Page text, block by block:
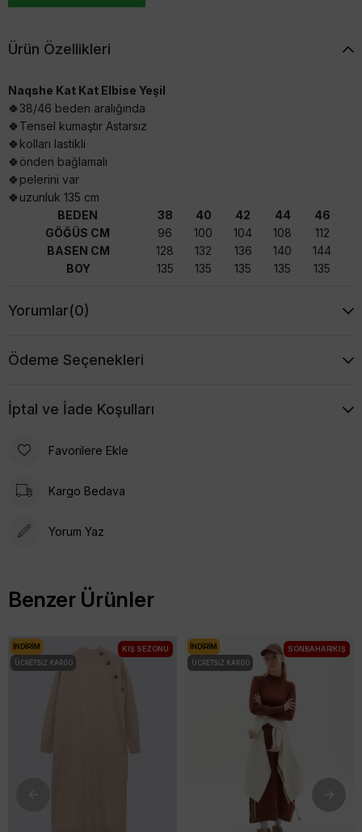
Ürün Özellikleri
Naqshe Kat Kat Elbise Yeşil
🍀38/46 beden aralığında
🍀Tensel kumaştır Astarsız
🍀kolları lastikli
🍀önden bağlamalı
🍀pelerini var
🍀uzunluk 135 cm
BEDEN
38 40 42 44
46
GÖĞÜS CM
96 100 104 108
112
BASEN CM
128 132 136 140
144
BOY
135 135 135 135 135
Yorumlar(0)
Ödeme Seçenekleri
İptal ve İade Koşulları
Favorilere Ekle
Kargo Bedava
Yorum Yaz
Benzer Ürünler
İNDIRIM
ÜCRETSIZ KARGO
KIŞ SEZONU İNDIRIM
ÜCRETSIZ KARGO
SONBAHAR/KIŞ